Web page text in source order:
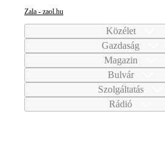
Zala - zaol.hu
Közélet
Gazdaság
Magazin
Bulvár
Szolgáltatás
Rádió